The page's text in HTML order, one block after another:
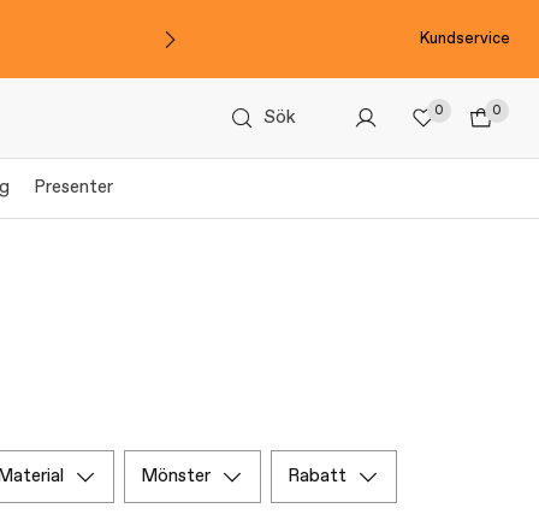
Kundservice
Sök 0 0
Presenter
material mönster rabatt